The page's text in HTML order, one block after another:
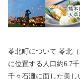
苓北町について 苓北
に位置する人口約6.7千人の町です。 西
千々石灘に面した美し